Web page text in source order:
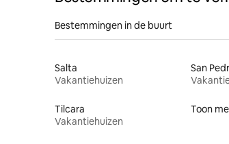
Bestemmingen in de buurt
Salta
Vakantiehuizen
San
Tilcara
Vakantiehuizen
Toon